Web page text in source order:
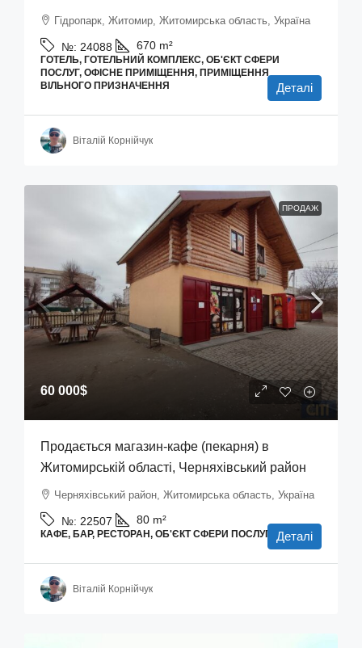
Гідропарк, Житомир, Житомирська область, Україна
№: 24088 670 m²
ГОТЕЛЬ, ГОТЕЛЬНИЙ КОМПЛЕКС, ОБ'ЄКТ СФЕРИ
ПОСЛУГ, ОФІСНЕ ПРИМІЩЕННЯ, ПРИМІЩЕННЯ
ВІЛЬНОГО ПРИЗНАЧЕННЯ
Деталі
Віталій Корнійчук
ПРОДАЖ
60 000$
Продається магазин-кафе (пекарня) в
Житомирській області, Черняхівський район
Черняхівський район, Житомирська область, Україна
№: 22507 80 m²
КАФЕ, БАР, РЕСТОРАН, ОБ'ЄКТ СФЕРИ ПОСЛУГ Деталі
Віталій Корнійчук